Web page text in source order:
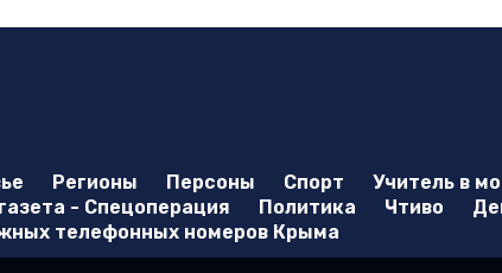
Регионы Персоны Спорт Учитель в
- Спецоперация Политика Чтиво
телефонных номеров Крыма